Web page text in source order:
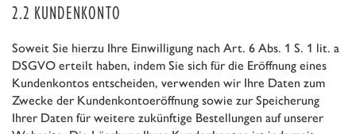
2.2 KUNDENKONTO
Soweit Sie hierzu Ihre Einwilligung nach Art. 6 Abs. 1 S. 1 lit. a
DSGVO erteilt haben, indem Sie sich für die Eröffnung eines
Kundenkontos entscheiden, verwenden wir Ihre Daten zum
Zwecke der Kundenkontoeröffnung sowie zur Speicherung
Ihrer Daten für weitere zukünftige Bestellungen auf unserer